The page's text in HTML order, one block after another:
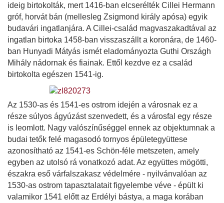
ideig birtokolták, mert 1416-ban elcserélték Cillei Hermann
gróf, horvát bán (mellesleg Zsigmond király apósa) egyik
budavári ingatlanjára. A Cillei-család magvaszakadtával az
ingatlan birtoka 1458-ban visszaszállt a koronára, de 1460-
ban Hunyadi Mátyás ismét eladományozta Guthi Országh
Mihály nádornak és fiainak. Ettől kezdve ez a család
birtokolta egészen 1541-ig.
Az 1530-as és 1541-es ostrom idején a városnak ez a
része súlyos ágyúzást szenvedett, és a városfal egy része
is leomlott. Nagy valószínűséggel ennek az objektumnak a
budai tetők felé magasodó tornyos épületegyüttese
azonosítható az 1541-es Schön-féle metszeten, amely
egyben az utolsó rá vonatkozó adat. Az együttes mögötti,
északra eső várfalszakasz védelmére - nyilvánvalóan az
1530-as ostrom tapasztalatait figyelembe véve - épült ki
valamikor 1541 előtt az Erdélyi bástya, a maga korában